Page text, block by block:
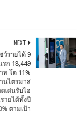
NEXT
ว์รายได้ 9
รก 18,449
ท โต 11%
นไตรมาส
เด่นรับไฮ
ายได้ทั้งปี
ตามเป้า